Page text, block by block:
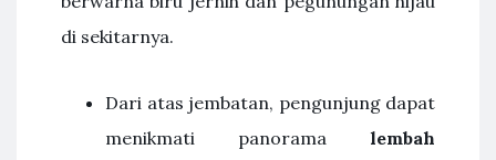
di sekitarnya.
Dari atas jembatan, pengunjung dapat
menikmati panorama lembah